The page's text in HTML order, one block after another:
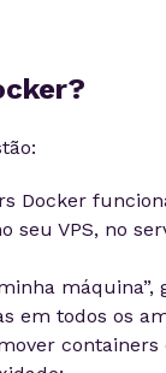
Docker
seu VPS, no
máquina”,
em todos os